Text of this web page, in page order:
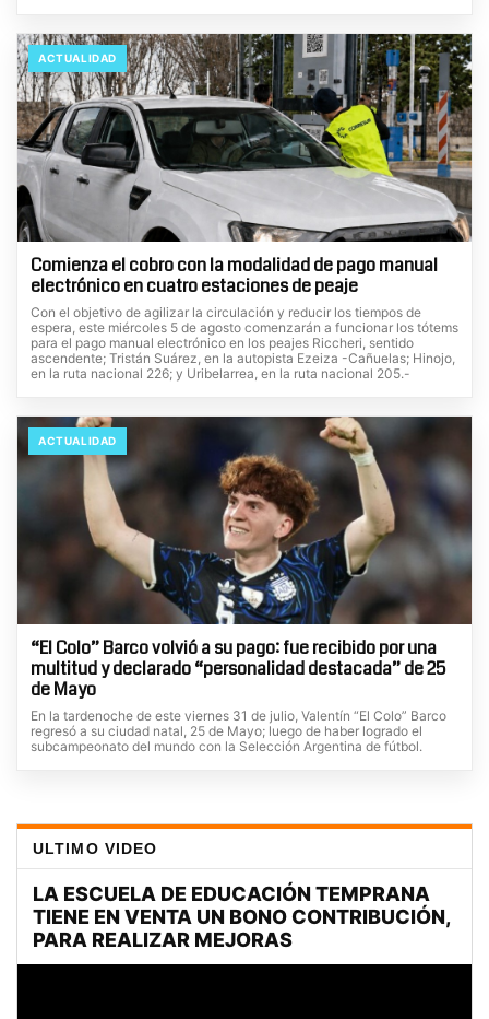
ACTUALIDAD
Comienza el cobro con la modalidad de pago manual
electrónico en cuatro estaciones de peaje
Con el objetivo de agilizar la circulación y reducir los tiempos de
espera, este miércoles 5 de agosto comenzarán a funcionar los tótems
para el pago manual electrónico en los peajes Riccheri, sentido
ascendente; Tristán Suárez, en la autopista Ezeiza -Cañuelas; Hinojo,
en la ruta nacional 226; y Uribelarrea, en la ruta nacional 205.-
ACTUALIDAD
“El Colo” Barco volvió a su pago: fue recibido por una
multitud y declarado “personalidad destacada” de 25
de Mayo
En la tardenoche de este viernes 31 de julio, Valentín “El Colo” Barco
regresó a su ciudad natal, 25 de Mayo; luego de haber logrado el
subcampeonato del mundo con la Selección Argentina de fútbol.
ULTIMO VIDEO